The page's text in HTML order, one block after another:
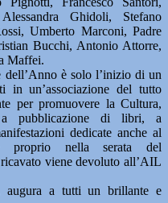
Ghidoli, Stefano
Umberto Marconi, Padre
Bucchi, Antonio Attorre,
Maffei.
dell’Anno è solo l’inizio di un
un’associazione del tutto
per promuovere la Cultura,
a pubblicazione di libri, a
dedicate anche al
proprio nella serata del
viene devoluto all’AIL
augura a tutti un brillante e